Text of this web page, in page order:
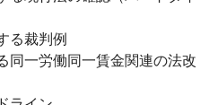
る裁判例
同一労働同一賃金関連の法改